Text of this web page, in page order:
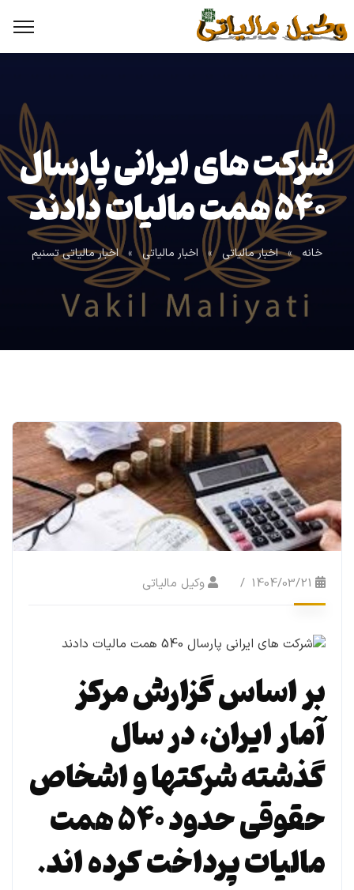
شرکت های ایرانی پارسال
۵۴۰ همت مالیات دادند
خانه » اخبار مالیاتی » اخبار مالیاتی » اخبار مالیاتی تسنیم
1404/03/21 وکیل مالیاتی
بر اساس گزارش مرکز
آمار ایران، در سال
گذشته شرکتها و اشخاص
حقوقی حدود ۵۴۰ همت
مالیات پرداخت کرده اند.